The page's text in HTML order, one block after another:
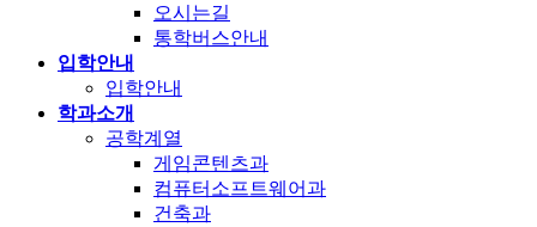
오시는길
통학버스안내
입학안내
입학안내
학과소개
공학계열
게임콘텐츠과
컴퓨터소프트웨어과
건축과